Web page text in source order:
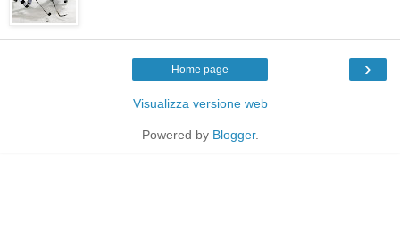
›
Home page
Visualizza versione web
Powered by Blogger.